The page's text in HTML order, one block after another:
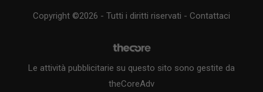
Copyright ©2026 - Tutti i diritti riservati - Contattaci
Le attività pubblicitarie su questo sito sono gestite da
theCoreAdv